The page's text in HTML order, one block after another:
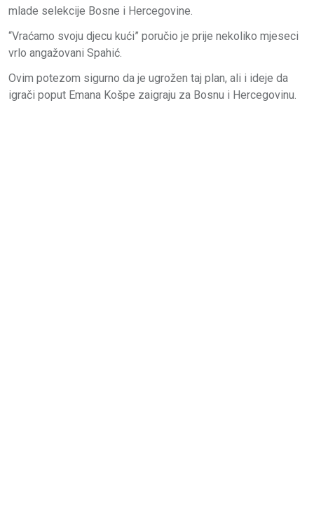
mlade selekcije Bosne i Hercegovine.
“Vraćamo svoju djecu kući” poručio je prije nekoliko mjeseci
vrlo angažovani Spahić.
Ovim potezom sigurno da je ugrožen taj plan, ali i ideje da
igrači poput Emana Košpe zaigraju za Bosnu i Hercegovinu.